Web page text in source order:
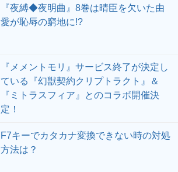
『夜縛◆夜明曲』8巻は晴臣を欠いた由
愛が恥辱の窮地に!?
『メメントモリ』サービス終了が決定し
ている『幻獣契約クリプトラクト』＆
『ミトラスフィア』とのコラボ開催決
定！
F7キーでカタカナ変換できない時の対処
方法は？